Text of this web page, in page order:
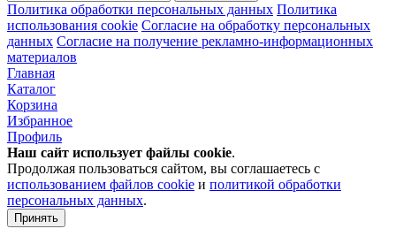
Политика обработки персональных данных Политика
использования cookie Согласие на обработку персональных
данных Согласие на получение рекламно-информационных
материалов
Главная
Каталог
Корзина
Избранное
Профиль
Наш сайт использует файлы cookie.
Продолжая пользоваться сайтом, вы соглашаетесь с
использованием файлов cookie и политикой обработки
персональных данных.
Принять